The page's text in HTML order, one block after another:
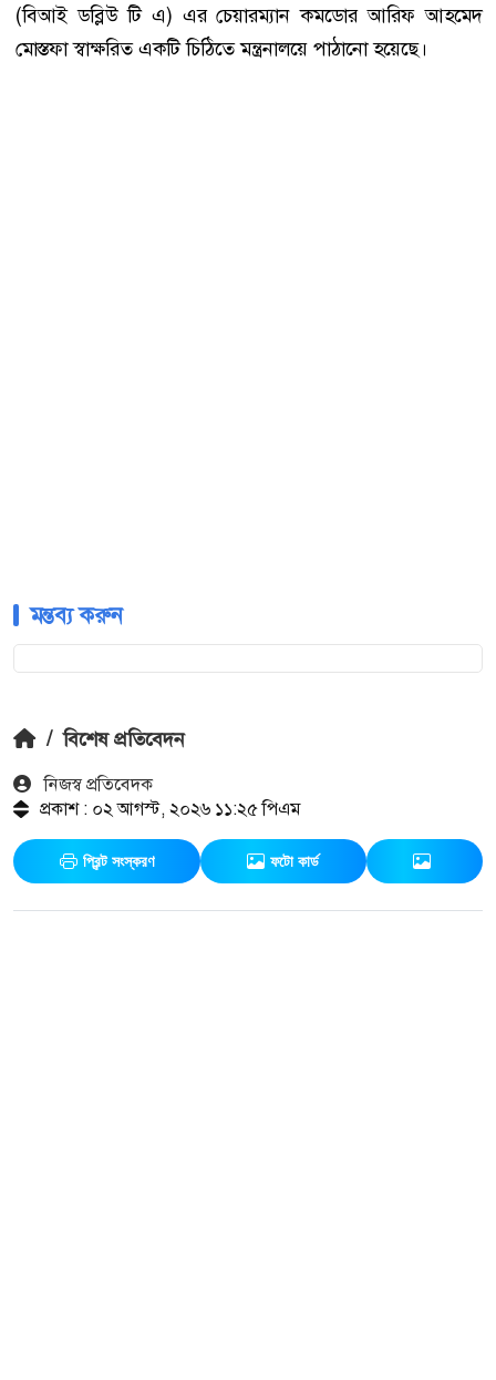
(বিআই ডব্লিউ টি এ) এর চেয়ারম্যান কমডোর আরিফ আহমেদ
মোস্তফা স্বাক্ষরিত একটি চিঠিতে মন্ত্রনালয়ে পাঠানো হয়েছে।
মন্তব্য করুন
/ বিশেষ প্রতিবেদন
নিজস্ব প্রতিবেদক
প্রকাশ : ০২ আগস্ট, ২০২৬ ১১:২৫ পিএম
প্রিন্ট সংস্করণ ফটো কার্ড